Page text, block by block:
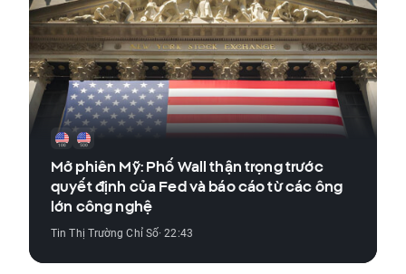
Mở phiên Mỹ: Phố Wall thận trọng trước
quyết định của Fed và báo cáo từ các ông
lớn công nghệ
Tin Thị Trường Chỉ Số· 22:43